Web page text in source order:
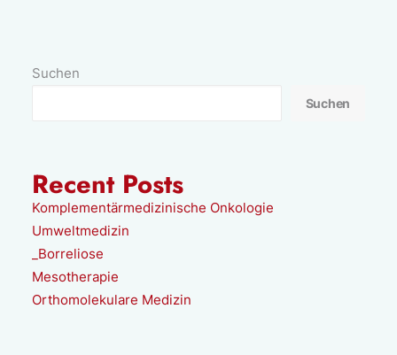
Suchen
Suchen
Recent Posts
Komplementärmedizinische Onkologie
Umweltmedizin
_Borreliose
Mesotherapie
Orthomolekulare Medizin